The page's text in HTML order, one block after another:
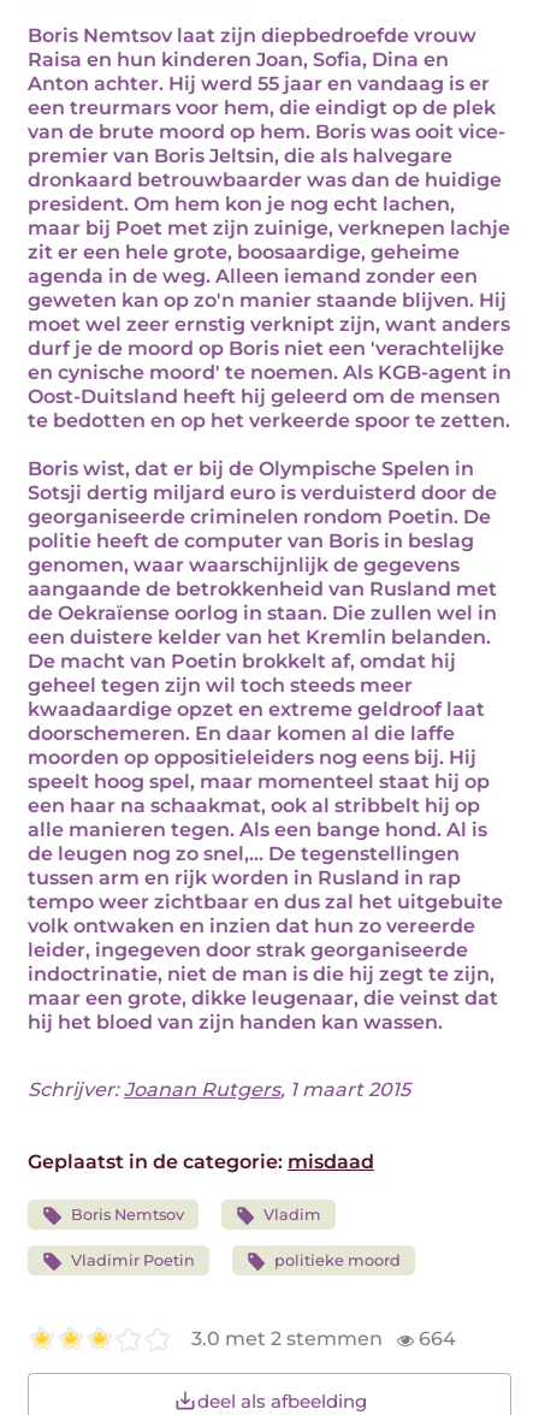
Boris Nemtsov laat zijn diepbedroefde vrouw
Raisa en hun kinderen Joan, Sofia, Dina en
Anton achter. Hij werd 55 jaar en vandaag is er
een treurmars voor hem, die eindigt op de plek
van de brute moord op hem. Boris was ooit vice-
premier van Boris Jeltsin, die als halvegare
dronkaard betrouwbaarder was dan de huidige
president. Om hem kon je nog echt lachen,
maar bij Poet met zijn zuinige, verknepen lachje
zit er een hele grote, boosaardige, geheime
agenda in de weg. Alleen iemand zonder een
geweten kan op zo'n manier staande blijven. Hij
moet wel zeer ernstig verknipt zijn, want anders
durf je de moord op Boris niet een 'verachtelijke
en cynische moord' te noemen. Als KGB-agent in
Oost-Duitsland heeft hij geleerd om de mensen
te bedotten en op het verkeerde spoor te zetten.
Boris wist, dat er bij de Olympische Spelen in
Sotsji dertig miljard euro is verduisterd door de
georganiseerde criminelen rondom Poetin. De
politie heeft de computer van Boris in beslag
genomen, waar waarschijnlijk de gegevens
aangaande de betrokkenheid van Rusland met
de Oekraïense oorlog in staan. Die zullen wel in
een duistere kelder van het Kremlin belanden.
De macht van Poetin brokkelt af, omdat hij
geheel tegen zijn wil toch steeds meer
kwaadaardige opzet en extreme geldroof laat
doorschemeren. En daar komen al die laffe
moorden op oppositieleiders nog eens bij. Hij
speelt hoog spel, maar momenteel staat hij op
een haar na schaakmat, ook al stribbelt hij op
alle manieren tegen. Als een bange hond. Al is
de leugen nog zo snel,... De tegenstellingen
tussen arm en rijk worden in Rusland in rap
tempo weer zichtbaar en dus zal het uitgebuite
volk ontwaken en inzien dat hun zo vereerde
leider, ingegeven door strak georganiseerde
indoctrinatie, niet de man is die hij zegt te zijn,
maar een grote, dikke leugenaar, die veinst dat
hij het bloed van zijn handen kan wassen.
Schrijver:Joanan Rutgers, 1 maart 2015
Geplaatst in de categorie: misdaad
Boris Nemtsov Vladim
Vladimir Poetin politieke moord
3.0 met 2 stemmen 664
deel als afbeelding